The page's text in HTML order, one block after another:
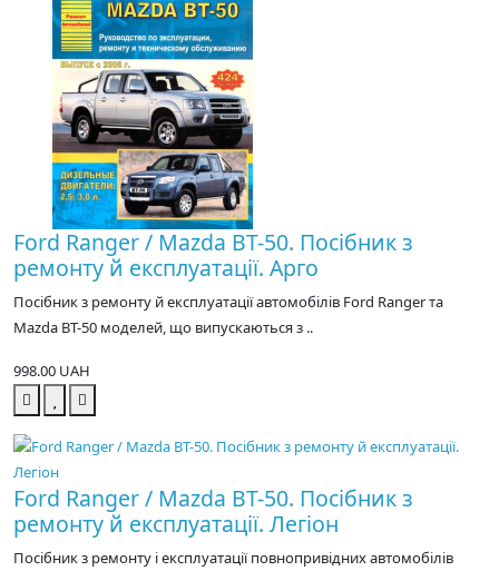
Ford Ranger / Mazda BT-50. Посібник з
ремонту й експлуатації. Арго
Посібник з ремонту й експлуатації автомобілів Ford Ranger та
Mazda BT-50 моделей, що випускаються з ..
998.00 UAH
Ford Ranger / Mazda BT-50. Посібник з
ремонту й експлуатації. Легіон
Посібник з ремонту і експлуатації повнопривідних автомобілів